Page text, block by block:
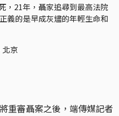
，21年，聶家追尋到最高法院
義的是早成灰燼的年輕生命和
京
重審聶案之後，端傳媒記者